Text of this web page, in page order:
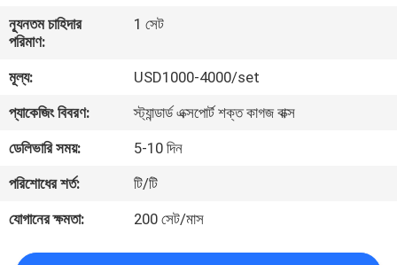
কারখানা
মান
নিয়ন্ত্রণ
করুন
ন্যূনতম চাহিদার
পরিমাণ:
1 সেট
মূল্য:
USD1000-4000/set
প্যাকেজিং বিবরণ:
স্ট্যান্ডার্ড এক্সপোর্ট শক্ত কাগজ বাক্স
ডেলিভারি সময়:
5-10 দিন
পরিশোধের শর্ত:
টি/টি
যোগানের ক্ষমতা:
200 সেট/মাস